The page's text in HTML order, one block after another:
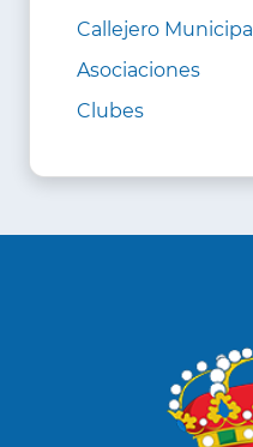
Callejero Municipal
Asociaciones
Clubes